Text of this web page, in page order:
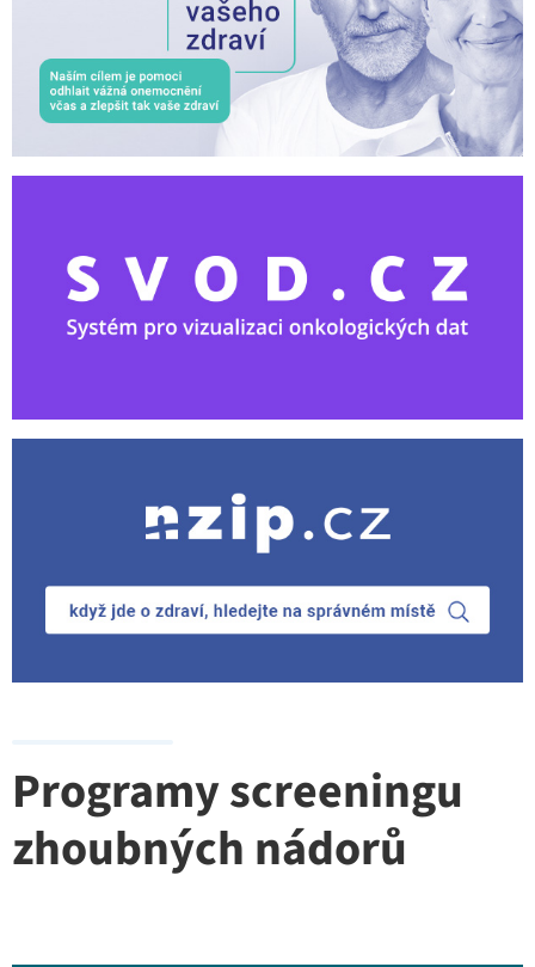
Programy screeningu
zhoubných nádorů